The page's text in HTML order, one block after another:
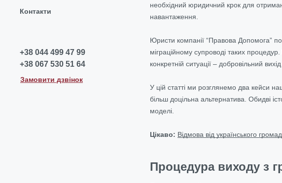
Контакти
+38 044 499 47 99
+38 067 530 51 64
Замовити дзвінок
необхідний юридичний крок для
навантаження.
Юристи компанії “Правова Допомога”
міграційному супроводі таких
конкретній ситуації – добровільний
У цій статті ми розглянемо два кейси
більш доцільна альтернатива. Обидві
моделі.
Цікаво: Відмова від українського
Процедура виходу з